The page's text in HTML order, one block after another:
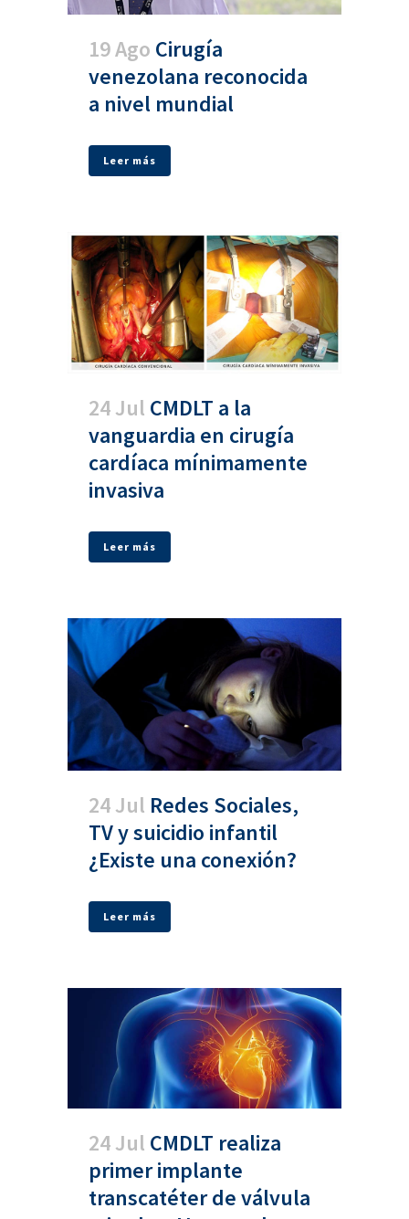
19 Ago Cirugía
venezolana reconocida
a nivel mundial
Leer más
24 Jul CMDLT a la
vanguardia en cirugía
cardíaca mínimamente
invasiva
Leer más
24 Jul Redes Sociales,
TV y suicidio infantil
¿Existe una conexión?
Leer más
24 Jul CMDLT realiza
primer implante
transcatéter de válvula